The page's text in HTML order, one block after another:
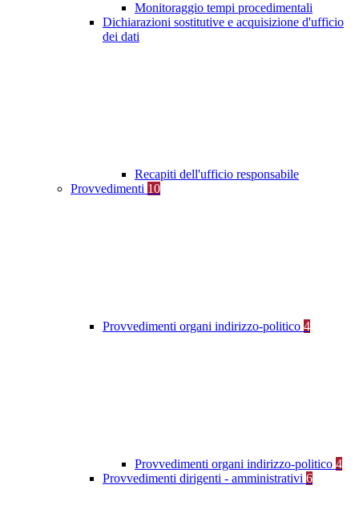
Monitoraggio tempi procedimentali
Dichiarazioni sostitutive e acquisizione d'ufficio
dei dati
Recapiti dell'ufficio responsabile
Provvedimenti 10
Provvedimenti organi indirizzo-politico 4
Provvedimenti organi indirizzo-politico 4
Provvedimenti dirigenti - amministrativi 6